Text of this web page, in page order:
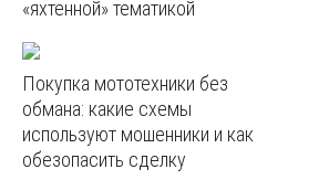
«яхтенной» тематикой
Покупка мототехники без
обмана: какие схемы
используют мошенники и как
обезопасить сделку